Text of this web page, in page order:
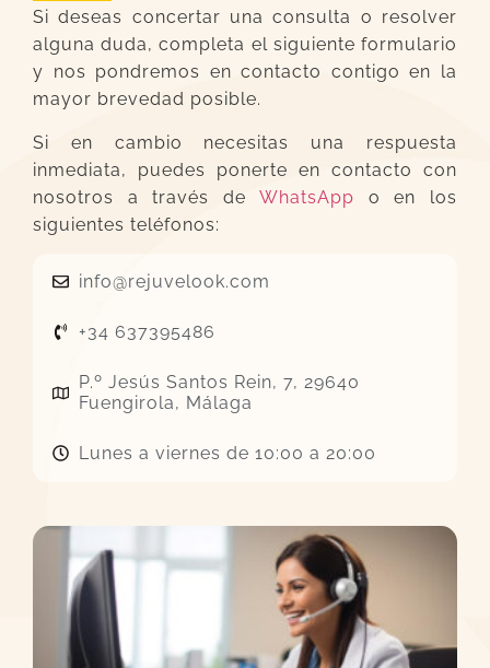
Si deseas concertar una consulta o resolver
alguna duda, completa el siguiente formulario
y nos pondremos en contacto contigo en la
mayor brevedad posible.
Si en cambio necesitas una respuesta
inmediata, puedes ponerte en contacto con
nosotros a través deWhatsApp o en los
siguientes teléfonos:
info@rejuvelook.com
+34 637395486
P.º Jesús Santos Rein, 7, 29640
Fuengirola, Málaga
Lunes a viernes de 10:00 a 20:00